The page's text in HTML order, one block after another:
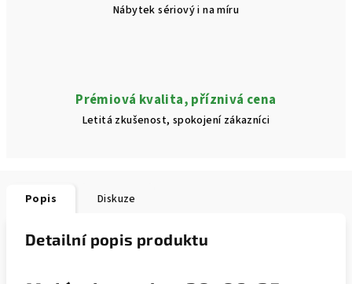
Nábytek sériový i na míru
Prémiová kvalita, příznivá cena
Letitá zkušenost, spokojení zákazníci
Popis Diskuze
Detailní popis produktu